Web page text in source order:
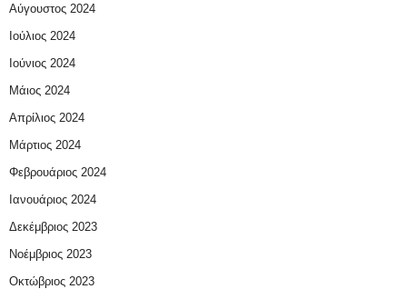
Αύγουστος 2024
Ιούλιος 2024
Ιούνιος 2024
Μάιος 2024
Απρίλιος 2024
Μάρτιος 2024
Φεβρουάριος 2024
Ιανουάριος 2024
Δεκέμβριος 2023
Νοέμβριος 2023
Οκτώβριος 2023